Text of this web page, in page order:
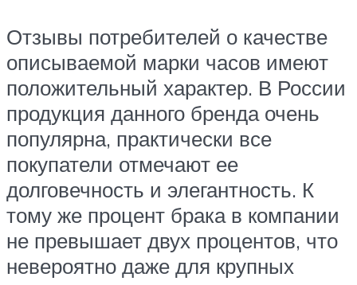
Отзывы потребителей о качестве
описываемой марки часов имеют
положительный характер. В России
продукция данного бренда очень
популярна, практически все
покупатели отмечают ее
долговечность и элегантность. К
тому же процент брака в компании
не превышает двух процентов, что
невероятно даже для крупных